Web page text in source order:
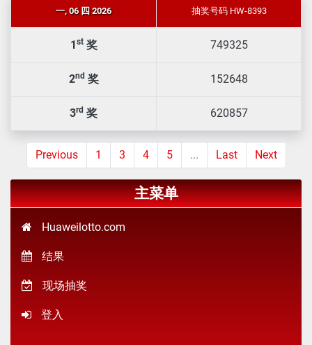
一, 06 四 2026 抽奖号码 HW-8393
1 st奖 749325
2nd 奖 152648
3rd 奖 620857
Previous 1 3 4 5 ... Last Next
主菜单
Huaweilotto.com
结果
现场抽奖
登入